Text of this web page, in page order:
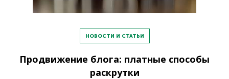
НОВОСТИ И СТАТЬИ
Продвижение блога: платные способы
раскрутки